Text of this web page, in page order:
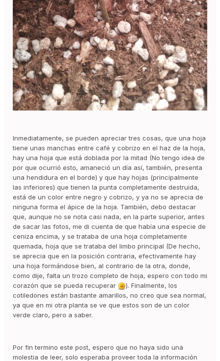
Inmediatamente, se pueden apreciar tres cosas, que una hoja
tiene unas manchas entre café y cobrizo en el haz de la hoja,
hay una hoja que está doblada por la mitad (No tengo idea de
por que ocurrió esto, amaneció un día así, también, presenta
una hendidura en el borde) y que hay hojas (principalmente
las inferiores) que tienen la punta completamente destruida,
está de un color entre negro y cobrizo, y ya no se aprecia de
ninguna forma el ápice de la hoja. También, debo destacar
que, aunque no se nota casi nada, en la parte superior, antes
de sacar las fotos, me di cuenta de que había una especie de
ceniza encima, y se trataba de una hoja completamente
quemada, hoja que se trataba del limbo principal (De hecho,
se aprecia que en la posición contraria, efectivamente hay
una hoja formándose bien, al contrario de la otra, donde,
como dije, falta un trozo completo de hoja, espero con todo mi
corazón que se pueda recuperar
). Finalmente, los
cotiledones están bastante amarillos, no creo que sea normal,
ya que en mi otra planta se ve que estos son de un color
verde claro, pero a saber.
Por fin termino este post, espero que no haya sido una
molestia de leer, solo esperaba proveer toda la información